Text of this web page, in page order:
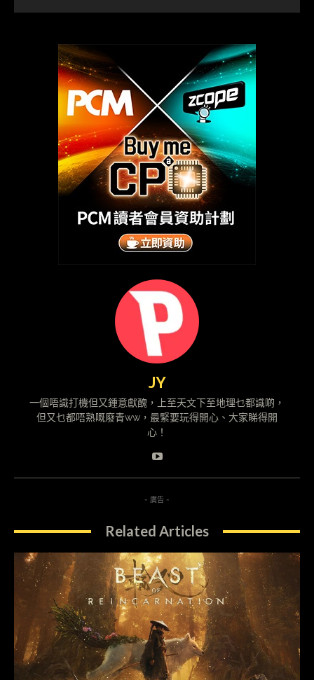
JY
一個唔識打機但又鍾意獻醜，上至天文下至地理乜都識啲，
但又乜都唔熟嘅廢青ww，最緊要玩得開心、大家睇得開
心！
- 廣告 -
Related Articles